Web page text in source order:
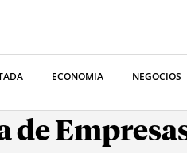
ECONOMIA NEGOCIOS
de